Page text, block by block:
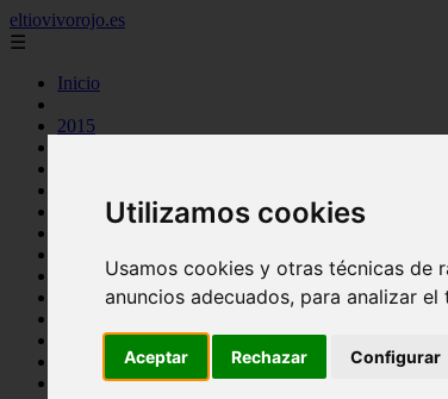
Utilizamos cookies
Usamos cookies y otras técnicas de
anuncios adecuados, para analizar
Aceptar Rechazar Configurar
eltiovivorojo.es
☰
Inicio
2015
comidas
mariscos
producto
reposteria
venezuela